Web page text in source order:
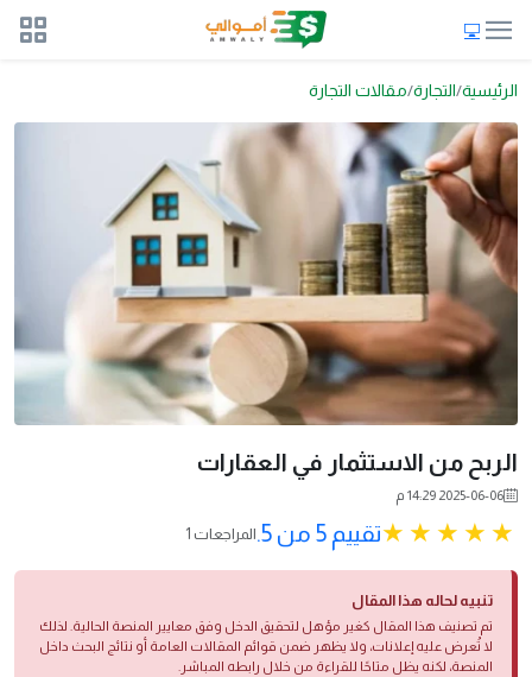
الرئيسية التجارة مقالات التجارة
الربح من الاستثمار في العقارات
2025-06-06 14:29 م
تقييم 5 من 5. 1 المراجعات
تنبيه لحاله هذا المقال
تم تصنيف هذا المقال كغير مؤهل لتحقيق الدخل وفق معايير المنصة الحالية. لذلك
لا تُعرض عليه إعلانات، ولا يظهر ضمن قوائم المقالات العامة أو نتائج البحث داخل
المنصة، لكنه يظل متاحًا للقراءة من خلال رابطه المباشر.